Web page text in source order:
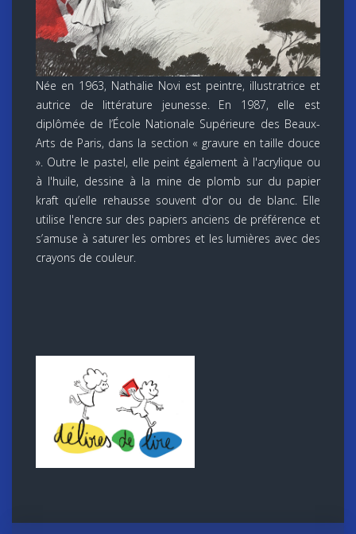
Née en 1963, Nathalie Novi est peintre, illustratrice et
autrice de littérature jeunesse. En 1987, elle est
diplômée de l’École Nationale Supérieure des Beaux-
Arts de Paris, dans la section « gravure en taille douce
». Outre le pastel, elle peint également à l'acrylique ou
à l'huile, dessine à la mine de plomb sur du papier
kraft qu’elle rehausse souvent d'or ou de blanc. Elle
utilise l'encre sur des papiers anciens de préférence et
s’amuse à saturer les ombres et les lumières avec des
crayons de couleur.